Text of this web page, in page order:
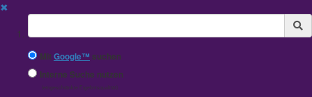
✖
Suchbegriff
MitGoogle™ suchen
Interne Suche nutzen
(eingeschränkte Ergebnisqualität)